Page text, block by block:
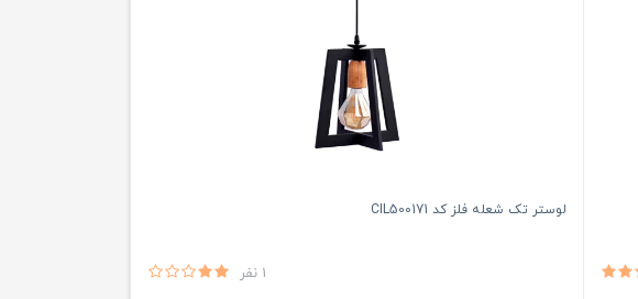
لوستر تک شعله فلز کد CIL500171
1 نفر